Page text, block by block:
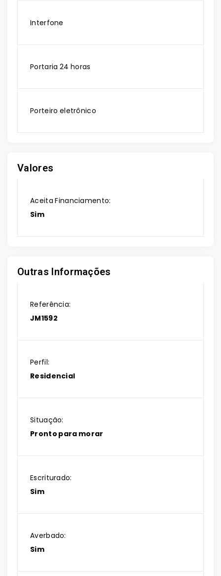
Interfone
Portaria 24 horas
Porteiro eletrônico
Valores
Aceita Financiamento:
Sim
Outras Informações
Referência:
JM1592
Perfil:
Residencial
Situação:
Pronto para morar
Escriturado:
Sim
Averbado:
Sim